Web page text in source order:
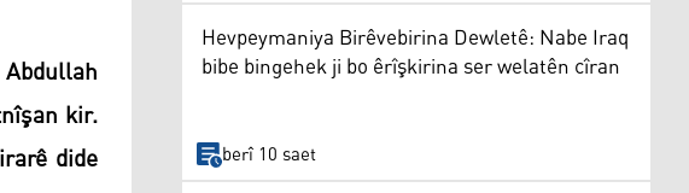
kir.
dide
Hevpeymaniya Birêvebirina Dewletê: Nabe Iraq
bibe bingehek ji bo êrîşkirina ser welatên cîran
berî 10 saet